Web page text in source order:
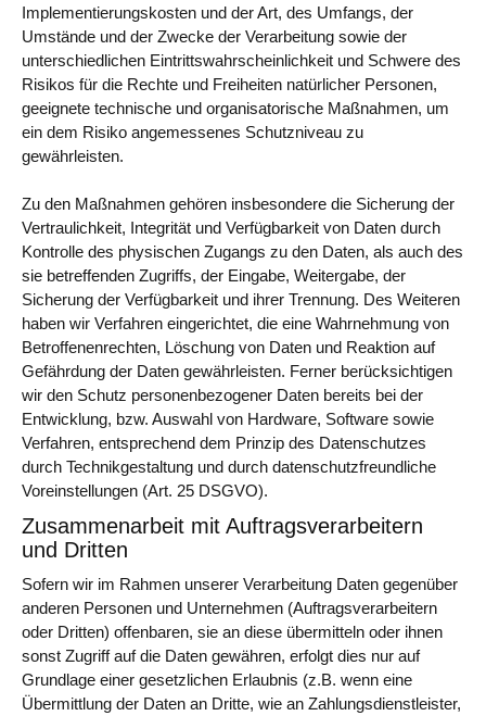
Implementierungskosten und der Art, des Umfangs, der
Umstände und der Zwecke der Verarbeitung sowie der
unterschiedlichen Eintrittswahrscheinlichkeit und Schwere des
Risikos für die Rechte und Freiheiten natürlicher Personen,
geeignete technische und organisatorische Maßnahmen, um
ein dem Risiko angemessenes Schutzniveau zu
gewährleisten.
Zu den Maßnahmen gehören insbesondere die Sicherung der
Vertraulichkeit, Integrität und Verfügbarkeit von Daten durch
Kontrolle des physischen Zugangs zu den Daten, als auch des
sie betreffenden Zugriffs, der Eingabe, Weitergabe, der
Sicherung der Verfügbarkeit und ihrer Trennung. Des Weiteren
haben wir Verfahren eingerichtet, die eine Wahrnehmung von
Betroffenenrechten, Löschung von Daten und Reaktion auf
Gefährdung der Daten gewährleisten. Ferner berücksichtigen
wir den Schutz personenbezogener Daten bereits bei der
Entwicklung, bzw. Auswahl von Hardware, Software sowie
Verfahren, entsprechend dem Prinzip des Datenschutzes
durch Technikgestaltung und durch datenschutzfreundliche
Voreinstellungen (Art. 25 DSGVO).
Zusammenarbeit mit Auftragsverarbeitern
und Dritten
Sofern wir im Rahmen unserer Verarbeitung Daten gegenüber
anderen Personen und Unternehmen (Auftragsverarbeitern
oder Dritten) offenbaren, sie an diese übermitteln oder ihnen
sonst Zugriff auf die Daten gewähren, erfolgt dies nur auf
Grundlage einer gesetzlichen Erlaubnis (z.B. wenn eine
Übermittlung der Daten an Dritte, wie an Zahlungsdienstleister,